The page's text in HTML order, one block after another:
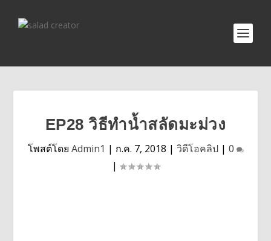
EP28 วิธีทำน้ำสลัดมะม่วง
โพสต์โดย Admin1 | ก.ค. 7, 2018 | วิดีโอคลิป| 0
|